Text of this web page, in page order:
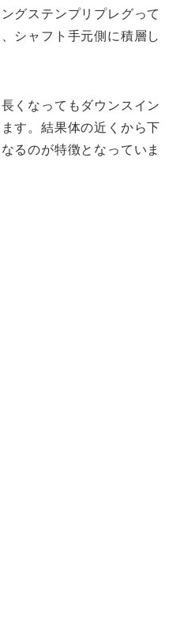
グステンプリプレグって
シャフト手元側に積層し
くなってもダウンスイン
す。結果体の近くから下
るのが特徴となっていま